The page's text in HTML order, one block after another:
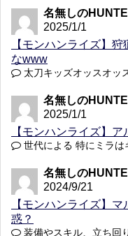
名無しの
2025/1/1
【モンハンライズ】
なwww
太刀キッズオッスオッ
名無しの
2025/1/1
【モンハンライズ】
世代による 特にミラは
名無しの
2024/9/21
【モンハンライズ】
惑？
装備やスキル、立ち回